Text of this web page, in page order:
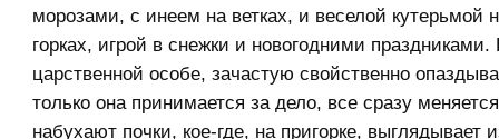
морозами, с инеем на ветках, и веселой кутерьмой
горках, игрой в снежки и новогодними праздниками.
царственной особе, зачастую свойственно
только она принимается за дело, все сразу
набухают почки, кое-где, на пригорке, выглядывает